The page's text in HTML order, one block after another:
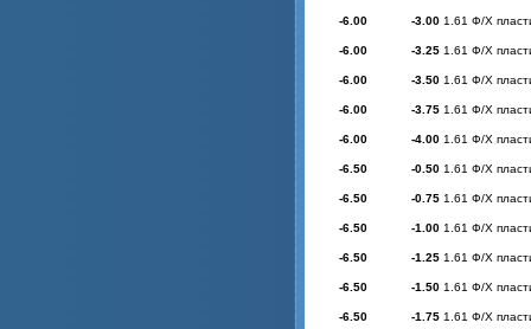
-6.00 -3.00 1.61 Ф/Х
-6.00 -3.25 1.61 Ф/Х
-6.00 -3.50 1.61 Ф/Х
-6.00 -3.75 1.61 Ф/Х
-6.00 -4.00 1.61 Ф/Х
-6.50 -0.50 1.61 Ф/Х
-6.50 -0.75 1.61 Ф/Х
-6.50 -1.00 1.61 Ф/Х
-6.50 -1.25 1.61 Ф/Х
-6.50 -1.50 1.61 Ф/Х
-6.50 -1.75 1.61 Ф/Х